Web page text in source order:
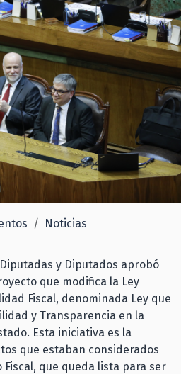
Noticias
y Diputados aprobó
que modifica la Ley
Fiscal, denominada Ley que
y Transparencia en la
Esta iniciativa es la
que estaban considerados
que queda lista para ser